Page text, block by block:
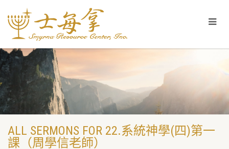
ALL SERMONS FOR 22.系統神學(四)第一
課（周學信老師）